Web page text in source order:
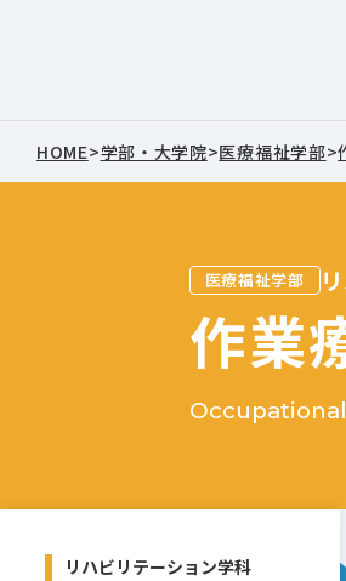
HOME>学部・大学院>医療福祉学部>
医療福祉学部
作業
リハビリテーション学科